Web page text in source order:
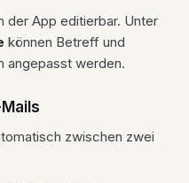
der App editierbar. Unter
können Betreff und
angepasst werden.
zwischen zwei